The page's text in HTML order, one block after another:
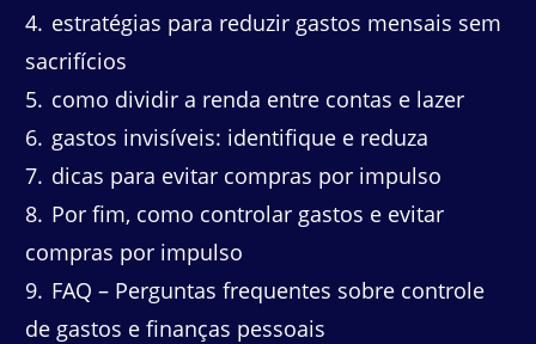
4 estratégias para reduzir gastos mensais sem
sacrifícios
5 como dividir a renda entre contas e lazer
6 gastos invisíveis: identifique e reduza
7 dicas para evitar compras por impulso
8 Por fim, como controlar gastos e evitar
compras por impulso
9 FAQ – Perguntas frequentes sobre controle
de gastos e finanças pessoais